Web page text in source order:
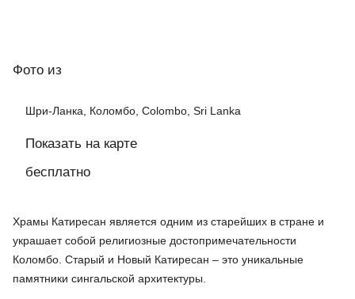
Фото из
Шри-Ланка, Коломбо, Colombo, Sri Lanka
Показать на карте
бесплатно
Храмы Катиресан является одним из старейших в стране и
украшает собой религиозные достопримечательности
Коломбо. Старый и Новый Катиресан – это уникальные
памятники сингальской архитектуры.